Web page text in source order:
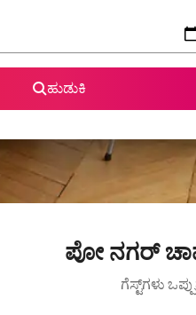
ಹುಡುಕಿ
ಪೋ ನಗರ್
ಗೆಸ್ಟ್‌ಗಳು